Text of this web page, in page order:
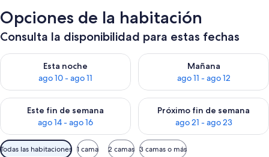
Opciones de la habitación
Consulta la disponibilidad para estas fechas
Esta noche
ago 10 - ago 11
Consulta la disponibilidad para esta noche, ago 10 - ago 11
Mañana
ago 11 - ago 12
Consulta la disponibilidad
Este fin de semana
ago 14 - ago 16
Consulta la disponibilidad para este fin de semana, ago 14 -
Próximo fin de semana
ago 21 - ago 23
Consulta la disponibilidad
Filtros
Todas las habitaciones 1 cama 2 camas 3 camas o más